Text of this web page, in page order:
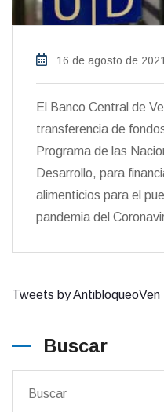
16 de agosto de 2021
El Banco Central de
transferencia de
Programa de las
Desarrollo, para
alimenticios para el
pandemia del
Tweets by AntibloqueoVen
Buscar